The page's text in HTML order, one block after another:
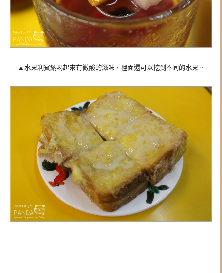
▲水果利賓納喝起來有微酸的滋味，裡面還可以挖到不同的水果。